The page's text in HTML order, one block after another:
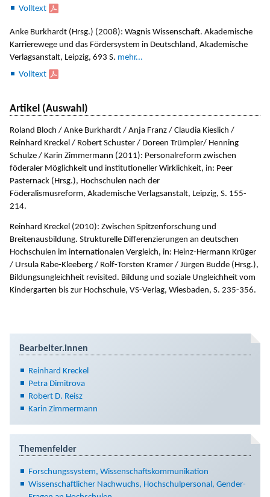
Volltext
Anke Burkhardt (Hrsg.) (2008): Wagnis Wissenschaft. Akademische
Karrierewege und das Fördersystem in Deutschland, Akademische
Verlagsanstalt, Leipzig, 693 S. mehr...
Volltext
Artikel (Auswahl)
Roland Bloch / Anke Burkhardt / Anja Franz / Claudia Kieslich /
Reinhard Kreckel / Robert Schuster / Doreen Trümpler/ Henning
Schulze / Karin Zimmermann (2011): Personalreform zwischen
föderaler Möglichkeit und institutioneller Wirklichkeit, in: Peer
Pasternack (Hrsg.), Hochschulen nach der
Föderalismusreform, Akademische Verlagsanstalt, Leipzig, S. 155-
214.
Reinhard Kreckel (2010): Zwischen Spitzenforschung und
Breitenausbildung. Strukturelle Differenzierungen an deutschen
Hochschulen im internationalen Vergleich, in: Heinz-Hermann Krüger
/ Ursula Rabe-Kleeberg / Rolf-Torsten Kramer / Jürgen Budde (Hrsg.),
Bildungsungleichheit revisited. Bildung und soziale Ungleichheit vom
Kindergarten bis zur Hochschule, VS-Verlag, Wiesbaden, S. 235-356.
Bearbeiter.innen
Reinhard Kreckel
Petra Dimitrova
Robert D. Reisz
Karin Zimmermann
Themenfelder
Forschungssystem, Wissenschaftskommunikation
Wissenschaftlicher Nachwuchs, Hochschulpersonal, Gender-